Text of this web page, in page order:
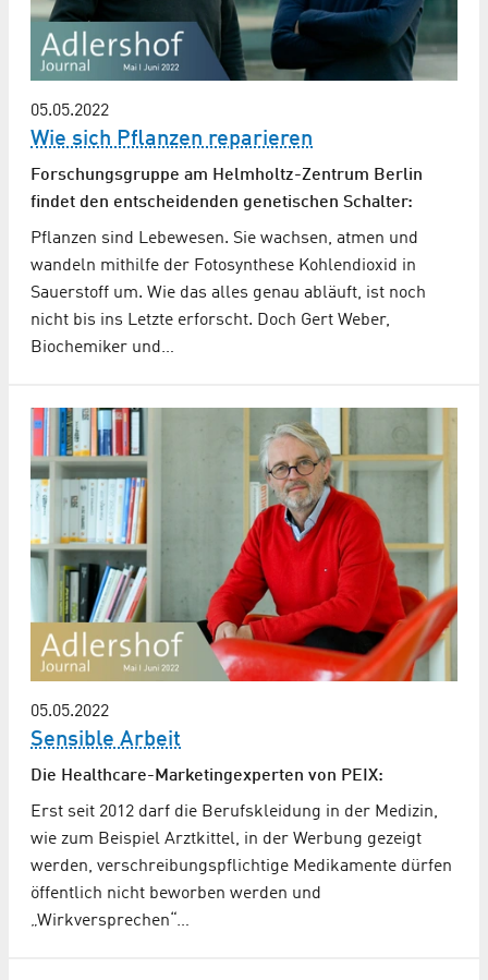
05.05.2022
Wie sich Pflanzen reparieren
Forschungsgruppe am Helmholtz-Zentrum Berlin
findet den entscheidenden genetischen Schalter:
Pflanzen sind Lebewesen. Sie wachsen, atmen und
wandeln mithilfe der Fotosynthese Kohlendioxid in
Sauerstoff um. Wie das alles genau abläuft, ist noch
nicht bis ins Letzte erforscht. Doch Gert Weber,
Biochemiker und…
05.05.2022
Sensible Arbeit
Die Healthcare-Marketingexperten von PEIX:
Erst seit 2012 darf die Berufskleidung in der Medizin,
wie zum Beispiel Arztkittel, in der Werbung gezeigt
werden, verschreibungspflichtige Medikamente dürfen
öffentlich nicht beworben werden und
„Wirkversprechen“…